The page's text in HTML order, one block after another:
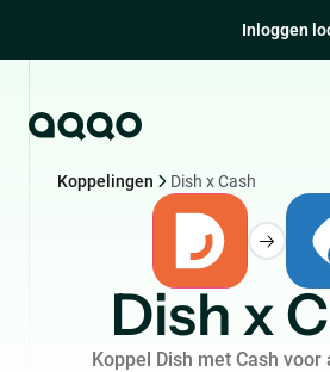
Inloggen
Koppelingen Dish x Cash
Dish x
Koppel Dish met Cash